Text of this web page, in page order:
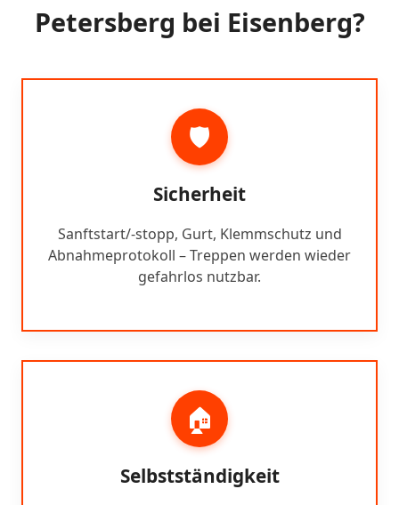
Petersberg bei Eisenberg?
🛡️
Sicherheit
Sanftstart/-stopp, Gurt, Klemmschutz und
Abnahmeprotokoll – Treppen werden wieder
gefahrlos nutzbar.
🏠
Selbstständigkeit